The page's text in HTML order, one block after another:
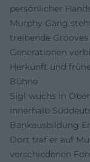
persönlicher
Murphy Gang
treibende
Generationen
Herkunft und
Bühne
Sigl wuchs in
innerhalb
Bankausbildung
Dort traf er auf
verschiedenen